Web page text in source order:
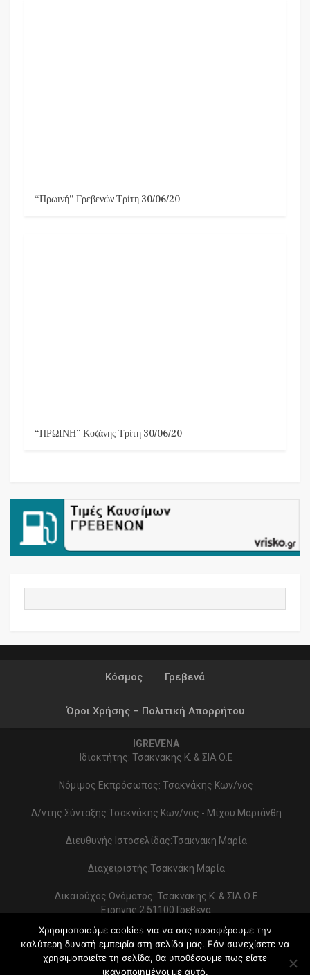
“Πρωινή” Γρεβενών Τρίτη 30/06/20
“ΠΡΩΙΝΗ” Κοζάνης Τρίτη 30/06/20
Κόσμος Γρεβενά
Όροι Χρήσης – Πολιτική Απορρήτου
IGREVENA
Ιδιοκτήτης: Τσακνακης Κ. & ΣΙΑ Ο.Ε
Νόμιμος Εκπρόσωπος: Τσακνάκης Κων/νος
Δ/ντης Σύνταξης:Τσακνάκης Κων/νος - Μίχου Μαριάνθη
Διευθυνής Ιστοσελίδας:Τσακνάκη Μαρία
Διαχειριστής:Τσακνάκη Μαρία
Δικαιούχος Ονόματος: Τσακνακης Κ. & ΣΙΑ Ο.Ε
Ειρηνης 2 51100 Γρεβενα
Στοιχεία επικοινωνίας:
2462022086 - typoekdotikh@gmail.com
Κατασκευή Ιστοσελίδας:
PrimeWebify
Χρησιμοποιούμε cookies για να σας προσφέρουμε την
καλύτερη δυνατή εμπειρία στη σελίδα μας. Εάν συνεχίσετε να
χρησιμοποιείτε τη σελίδα, θα υποθέσουμε πως είστε
ικανοποιημένοι με αυτό.